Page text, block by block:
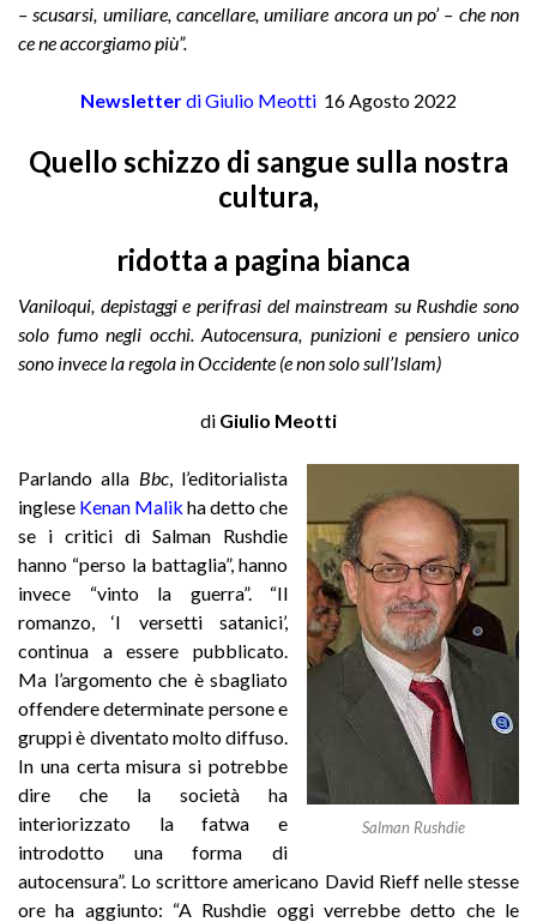
– scusarsi, umiliare, cancellare, umiliare ancora un po’ – che non
ce ne accorgiamo più”.
Newsletterdi Giulio Meotti 16 Agosto 2022
Quello schizzo di sangue sulla nostra
cultura,
ridotta a pagina bianca
Vaniloqui, depistaggi e perifrasi del mainstream su Rushdie sono
solo fumo negli occhi. Autocensura, punizioni e pensiero unico
sono invece la regola in Occidente (e non solo sull’Islam)
di Giulio Meotti
Salman Rushdie
Parlando alla Bbc, l’editorialista
inglese Kenan Malik ha detto che
se i critici di Salman Rushdie
hanno “perso la battaglia”, hanno
invece “vinto la guerra”. “Il
romanzo, ‘I versetti satanici’,
continua a essere pubblicato.
Ma l’argomento che è sbagliato
offendere determinate persone e
gruppi è diventato molto diffuso.
In una certa misura si potrebbe
dire che la società ha
interiorizzato la fatwa e
introdotto una forma di
autocensura”. Lo scrittore americano David Rieff nelle stesse
ore ha aggiunto: “A Rushdie oggi verrebbe detto che le